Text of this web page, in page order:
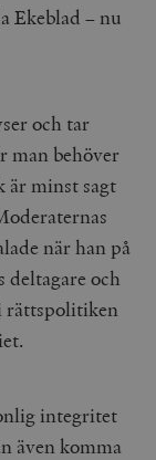
Ekeblad – nu
och tar
man behöver
minst sagt
när han på
deltagare och
rättspolitiken
integritet
även komma